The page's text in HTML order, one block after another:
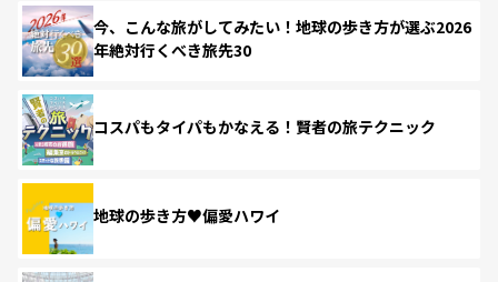
今、こんな旅がしてみたい！地球の歩き方が選ぶ2026
年絶対行くべき旅先30
コスパもタイパもかなえる！賢者の旅テクニック
地球の歩き方♥偏愛ハワイ